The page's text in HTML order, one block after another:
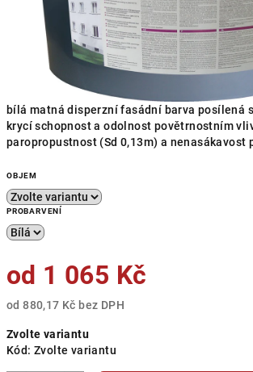
bílá matná disperzní fasádní barva posílená
krycí schopnost a odolnost povětrnostním
paropropustnost (Sd 0,13m) a nenasákavost
OBJEM
PROBARVENÍ
od 1 065 Kč
od880,17 Kč bez DPH
cena:
Zvolte variantu
Kód: Zvolte variantu